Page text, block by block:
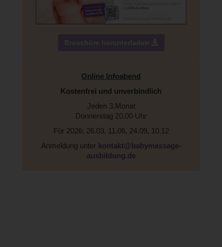
Online Infoabend
Kostenfrei und unverbindlich
Jeden 3.Monat
Donnerstag 20.00 Uhr
Für 2026: 26.03, 11.06, 24.09, 10.12
Anmeldung unter kontakt@babymassage-
ausbildung.de